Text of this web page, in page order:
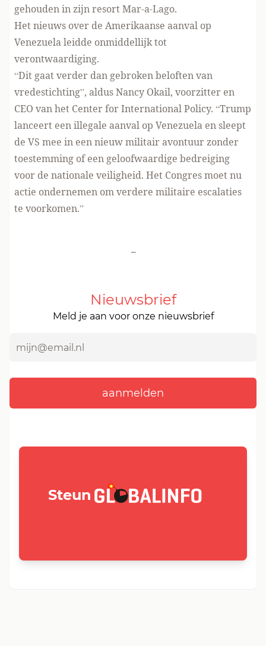
gehouden in zijn resort Mar-a-Lago.
Het nieuws over de Amerikaanse aanval op
Venezuela leidde onmiddellijk tot
verontwaardiging.
“Dit gaat verder dan gebroken beloften van
vredestichting”, aldus Nancy Okail, voorzitter en
CEO van het Center for International Policy. “Trump
lanceert een illegale aanval op Venezuela en sleept
de VS mee in een nieuw militair avontuur zonder
toestemming of een geloofwaardige bedreiging
voor de nationale veiligheid. Het Congres moet nu
actie ondernemen om verdere militaire escalaties
te voorkomen.”
-
Nieuwsbrief
Meld je aan voor onze nieuwsbrief
Steun GLOBALINFO.nl